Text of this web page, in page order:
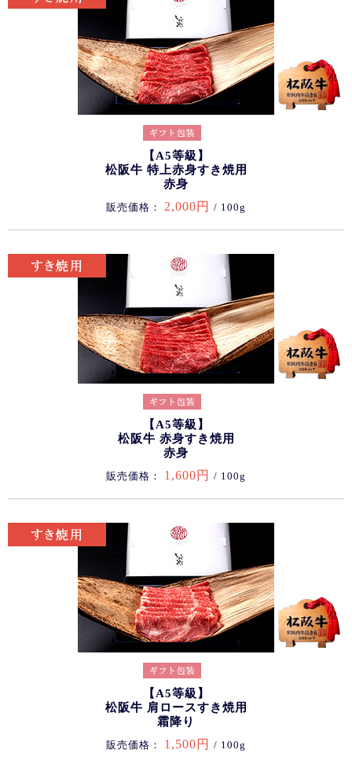
【A5等級】
松阪牛 特上赤身すき焼用
赤身
販売価格： 2,000円 / 100g
【A5等級】
松阪牛 赤身すき焼用
赤身
販売価格： 1,600円 / 100g
【A5等級】
松阪牛 肩ロースすき焼用
霜降り
販売価格： 1,500円 / 100g